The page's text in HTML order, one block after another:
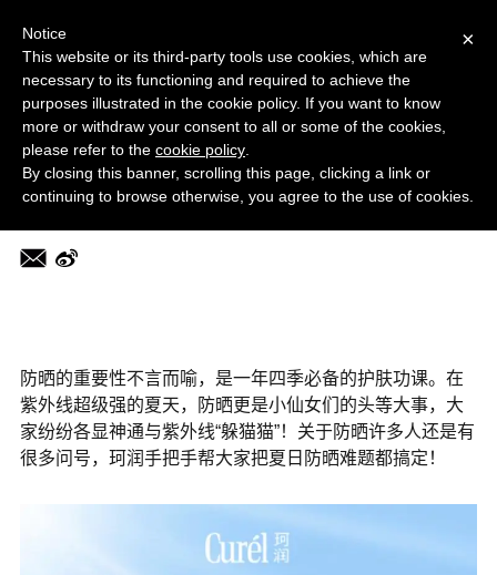
菜单 MORE
美容频道
尽享一“夏”，水“润”追光
2024-08-07 14:45:08
编辑：nami
防晒的重要性不言而喻，是一年四季必备的护肤功课。在
紫外线超级强的夏天，防晒更是小仙女们的头等大事，大
家纷纷各显神通与紫外线“躲猫猫”！关于防晒许多人还是有
很多问号，珂润手把手帮大家把夏日防晒难题都搞定！
×
Notice
This website or its third-party tools use cookies, which are
necessary to its functioning and required to achieve the
purposes illustrated in the cookie policy. If you want to know
more or withdraw your consent to all or some of the cookies,
please refer to the cookie policy
By closing this banner, scrolling this page, clicking a link or
continuing to browse otherwise, you agree to the use of cookies.